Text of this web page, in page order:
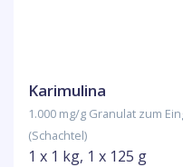
Karimulina
1.000 mg/g Granulat zum
(Schachtel)
1 x 1 kg, 1 x 125 g